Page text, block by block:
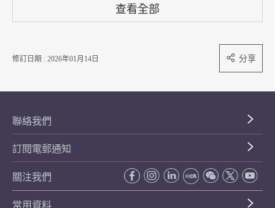
查看全部
修訂日期 : 2026年01月14日 分享
聯絡我們
訂閱電郵通知
關注我們
常用資料